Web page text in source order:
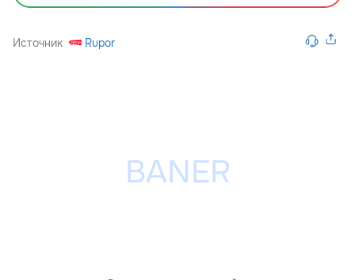
Источник Rupor